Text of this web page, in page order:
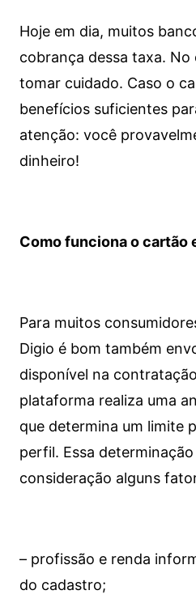
Hoje em dia, muitos
cobrança dessa taxa.
tomar cuidado. Caso o
benefícios suficientes
atenção: você
dinheiro!
Como funciona o cartão
Para muitos
Digio é bom também
disponível na
plataforma realiza uma
que determina um limite
perfil. Essa
consideração alguns
– profissão e renda
do cadastro;